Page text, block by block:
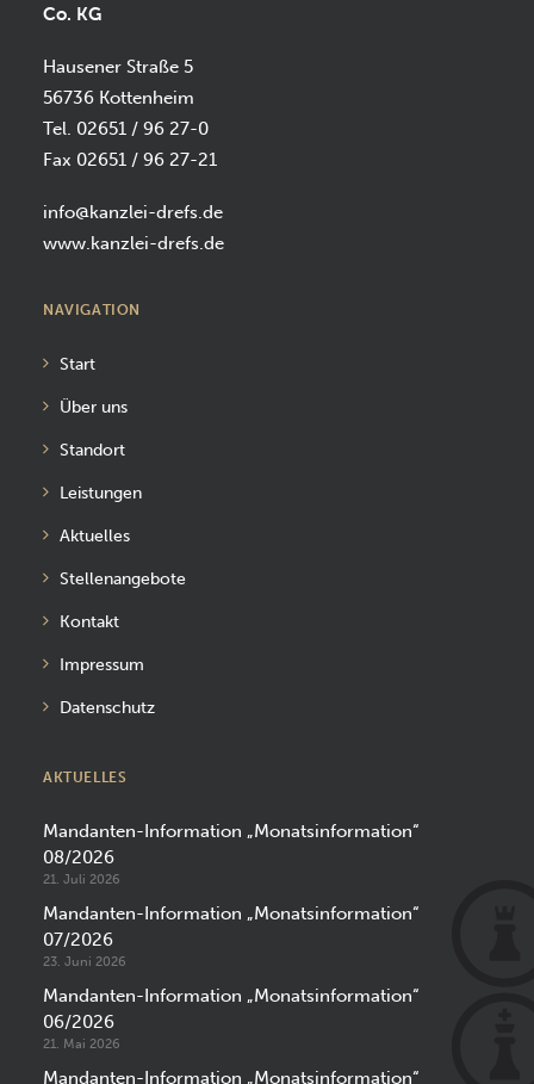
Co. KG
Hausener Straße 5
56736 Kottenheim
Tel. 02651 / 96 27-0
Fax 02651 / 96 27-21
info@kanzlei-drefs.de
www.kanzlei-drefs.de
NAVIGATION
Start
Über uns
Standort
Leistungen
Aktuelles
Stellenangebote
Kontakt
Impressum
Datenschutz
AKTUELLES
Mandanten-Information „Monatsinformation“
08/2026
21. Juli 2026
Mandanten-Information „Monatsinformation“
07/2026
23. Juni 2026
Mandanten-Information „Monatsinformation“
06/2026
21. Mai 2026
Mandanten-Information „Monatsinformation“